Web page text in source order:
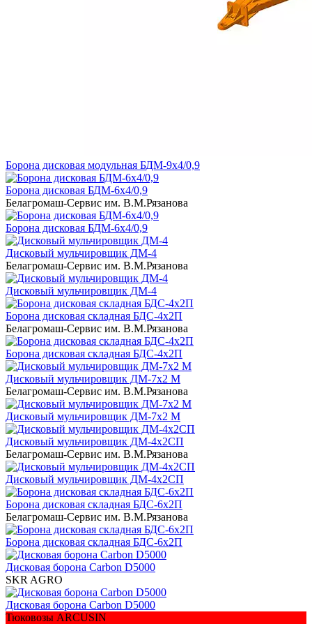
Борона дисковая модульная БДМ-9х4/0,9
Борона дисковая БДМ-6х4/0,9
Белагромаш-Сервис им. В.М.Рязанова
Борона дисковая БДМ-6х4/0,9
Дисковый мульчировщик ДМ-4
Белагромаш-Сервис им. В.М.Рязанова
Дисковый мульчировщик ДМ-4
Борона дисковая складная БДС-4х2П
Белагромаш-Сервис им. В.М.Рязанова
Борона дисковая складная БДС-4х2П
Дисковый мульчировщик ДМ-7х2 М
Белагромаш-Сервис им. В.М.Рязанова
Дисковый мульчировщик ДМ-7х2 М
Дисковый мульчировщик ДМ-4х2СП
Белагромаш-Сервис им. В.М.Рязанова
Дисковый мульчировщик ДМ-4х2СП
Борона дисковая складная БДС-6х2П
Белагромаш-Сервис им. В.М.Рязанова
Борона дисковая складная БДС-6х2П
Дисковая борона Carbon D5000
SKR AGRO
Дисковая борона Carbon D5000
Тюковозы ARCUSIN